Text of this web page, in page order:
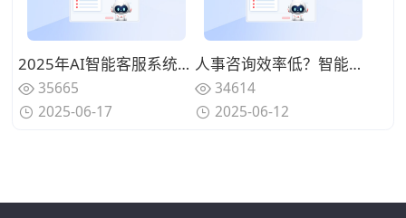
2025年AI智能客服系统怎么选？这几家厂商值得关注
35665
2025-06-17
人事咨询效率低？智能客服系统实时应答，3步解决90%高频问题
34614
2025-06-12